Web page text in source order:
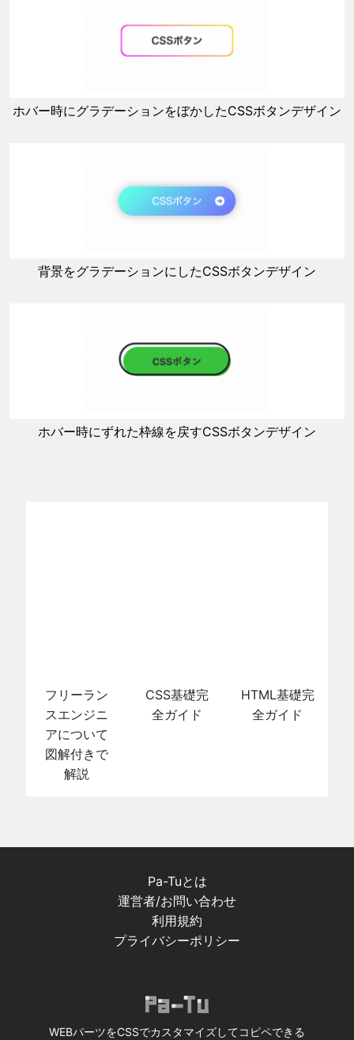
ホバー時にグラデーションをぼかしたCSSボタンデザイン
背景をグラデーションにしたCSSボタンデザイン
ホバー時にずれた枠線を戻すCSSボタンデザイン
フリーラン
スエンジニ
アについて
図解付きで
解説
CSS基礎完
全ガイド
HTML基礎完
全ガイド
Pa-Tuとは
運営者/お問い合わせ
利用規約
プライバシーポリシー
WEBパーツをCSSでカスタマイズしてコピペできる